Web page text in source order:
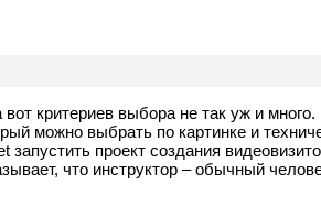
критериев выбора не так уж и много.
можно выбрать по картинке и
проект создания
что инструктор – обычный